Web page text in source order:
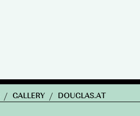
/ GALLERY / DOUGLAS.AT